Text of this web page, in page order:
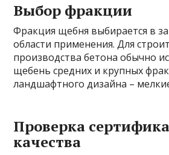
Выбор фракции
Фракция щебня выбирается в
области применения. Для
производства бетона обычно
щебень средних и крупных
ландшафтного дизайна –
Проверка
качества